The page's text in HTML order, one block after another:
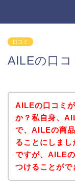
口コミ
AILEの口
AILEの口コミ
か？私自身、
で、AILEの商
ることにしま
ですが、AILE
つけることがで